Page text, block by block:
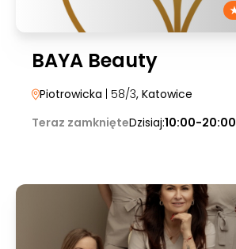
BAYA Beauty
Piotrowicka | 58/3, Katowice
Teraz zamknięteDzisiaj:10:00-20:00